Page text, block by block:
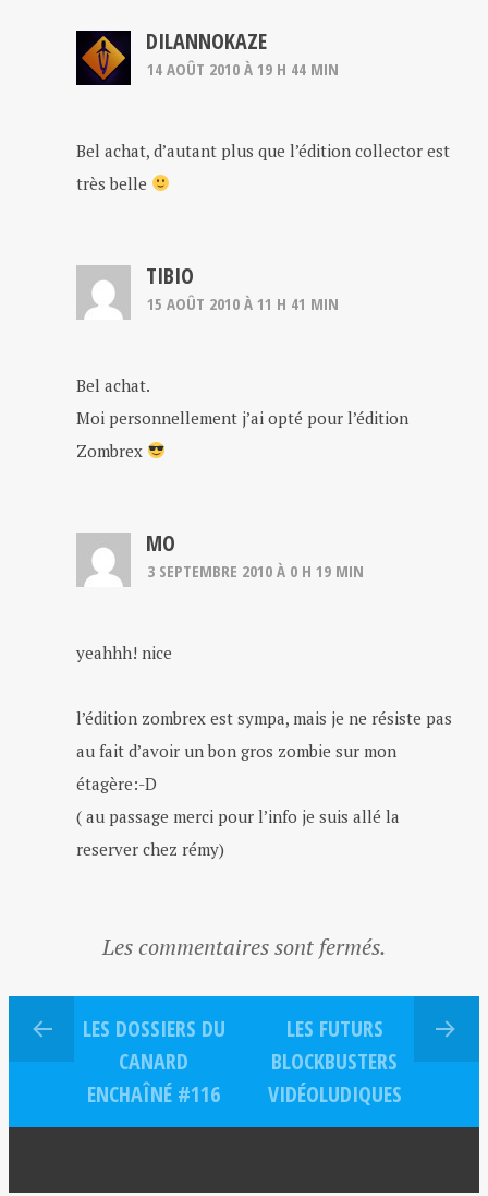
DILANNOKAZE
14 AOÛT 2010 À 19 H 44 MIN
Bel achat, d’autant plus que l’édition collector est
très belle
TIBIO
15 AOÛT 2010 À 11 H 41 MIN
Bel achat.
Moi personnellement j’ai opté pour l’édition
Zombrex
MO
3 SEPTEMBRE 2010 À 0 H 19 MIN
yeahhh! nice
l’édition zombrex est sympa, mais je ne résiste pas
au fait d’avoir un bon gros zombie sur mon
étagère:-D
( au passage merci pour l’info je suis allé la
reserver chez rémy)
Les commentaires sont fermés.
LES DOSSIERS DU
CANARD
ENCHAÎNÉ #116
LES FUTURS
BLOCKBUSTERS
VIDÉOLUDIQUES